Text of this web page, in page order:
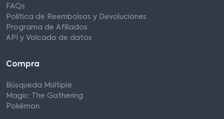
FAQs
Política de Reembolsos y Devoluciones
Programa de Afiliados
API y Volcado de datos
Compra
Búsqueda Múltiple
Magic: The Gathering
Pokémon